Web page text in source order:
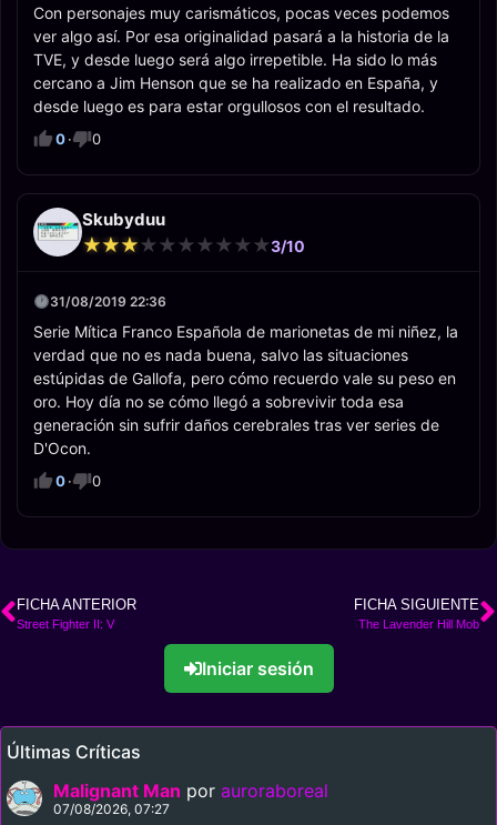
Con personajes muy carismáticos, pocas veces podemos
ver algo así. Por esa originalidad pasará a la historia de la
TVE, y desde luego será algo irrepetible. Ha sido lo más
cercano a Jim Henson que se ha realizado en España, y
desde luego es para estar orgullosos con el resultado.
0· 0
Skubyduu
★
★★
★★
★★
★★
★★
★★
★★
★★
★★
★3/10
31/08/2019 22:36
Serie Mítica Franco Española de marionetas de mi niñez, la
verdad que no es nada buena, salvo las situaciones
estúpidas de Gallofa, pero cómo recuerdo vale su peso en
oro. Hoy día no se cómo llegó a sobrevivir toda esa
generación sin sufrir daños cerebrales tras ver series de
D'Ocon.
0· 0
FICHA ANTERIOR
Street Fighter II: V
FICHA SIGUIENTE
The Lavender Hill Mob
Iniciar sesión
Últimas Críticas
Malignant Man por auroraboreal
07/08/2026, 07:27